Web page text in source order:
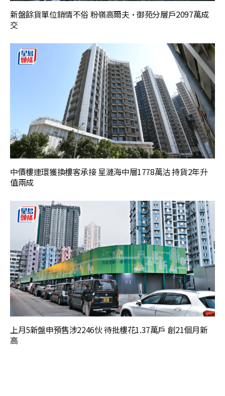
新盤餘貨單位銷情不俗 粉嶺高爾夫·御苑分層戶2097萬成
交
中價樓連環獲換樓客承接 星漣海中層1778萬沽 持貨2年升
值兩成
上月5新盤申預售涉2246伙 待批樓花1.37萬戶 創21個月新
高